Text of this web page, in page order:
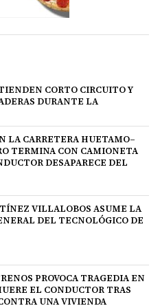
CORTO CIRCUITO Y
DURANTE LA
LA CARRETERA HUETAMO–
TERMINA CON CAMIONETA
DESAPARECE DEL
VILLALOBOS ASUME LA
DEL TECNOLÓGICO DE
PROVOCA TRAGEDIA EN
EL CONDUCTOR TRAS
UNA VIVIENDA